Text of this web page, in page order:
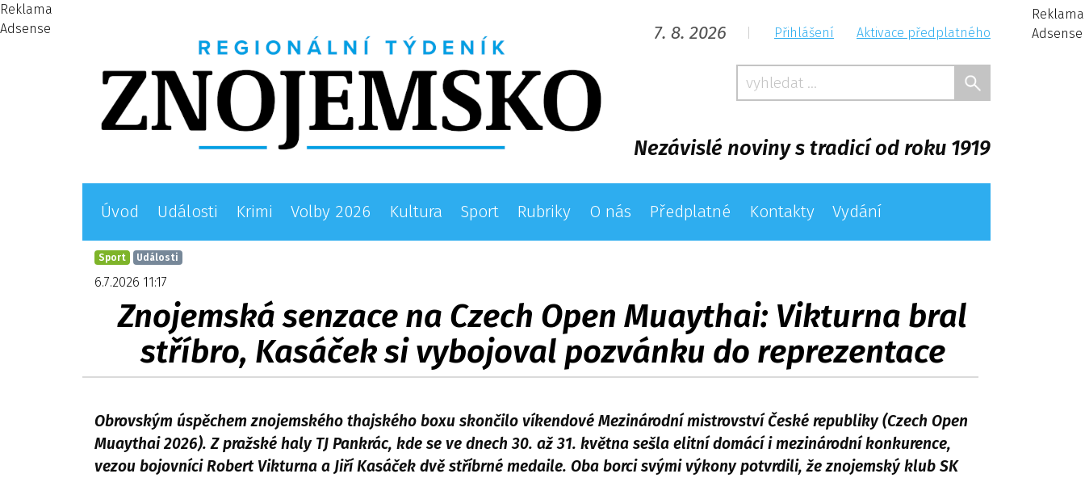
7. 8. 2026 Přihlášení Aktivace předplatného
Nezávislé noviny s tradicí od roku 1919
Úvod Události Krimi Volby 2026 Kultura Sport Rubriky O nás Předplatné Kontakty Vydání
Reklama
Adsense
Reklama
Adsense
Sport Události
6.7.2026 11:17
Znojemská senzace na Czech Open Muaythai: Vikturna bral
stříbro, Kasáček si vybojoval pozvánku do reprezentace
Obrovským úspěchem znojemského thajského boxu skončilo víkendové Mezinárodní mistrovství České republiky (Czech Open
Muaythai 2026). Z pražské haly TJ Pankrác, kde se ve dnech 30. až 31. května sešla elitní domácí i mezinárodní konkurence,
vezou bojovníci Robert Vikturna a Jiří Kasáček dvě stříbrné medaile. Oba borci svými výkony potvrdili, že znojemský klub SK